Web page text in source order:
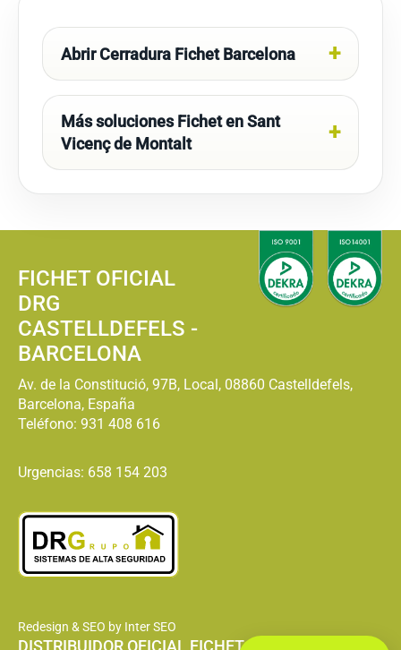
Abrir Cerradura Fichet Barcelona
Más soluciones Fichet en Sant
Vicenç de Montalt
FICHET OFICIAL
DRG
CASTELLDEFELS -
BARCELONA
Av. de la Constitució, 97B, Local, 08860 Castelldefels,
Barcelona, España
Teléfono: 931 408 616
Urgencias: 658 154 203
Redesign & SEO by Inter SEO
DISTRIBUIDOR OFICIAL FICHET